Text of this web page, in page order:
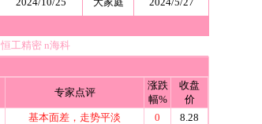
恒工精密 n海科
专家点评
涨跌
幅%
收盘
价
基本面差，走势平淡 0
8.28